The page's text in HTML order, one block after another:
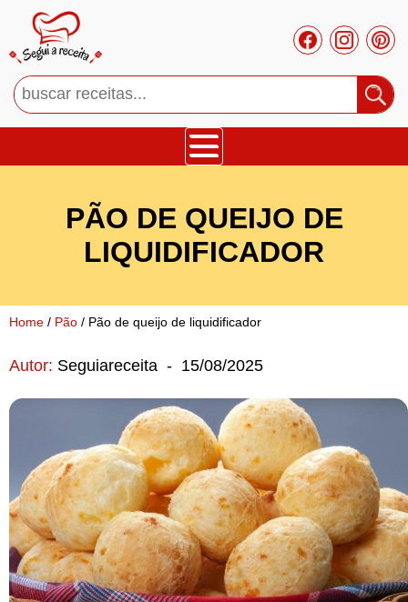
Cupcakes
Salgado
Pão
Salada
Almoço
PÃO DE QUEIJO DE
LIQUIDIFICADOR
Home / Pão / Pão de queijo de liquidificador
Autor: Seguiareceita - 15/08/2025